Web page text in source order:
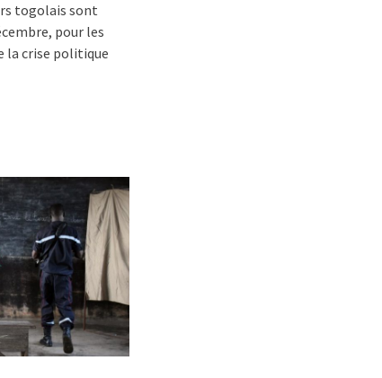
togolais sont
pour les
la crise politique